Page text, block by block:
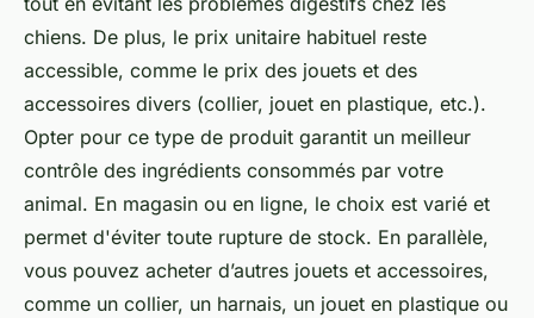
chiens. De plus, le prix unitaire habituel reste
accessible, comme le prix des jouets et des
accessoires divers (collier, jouet en plastique, etc.).
Opter pour ce type de produit garantit un meilleur
contrôle des ingrédients consommés par votre
animal. En magasin ou en ligne, le choix est varié et
permet d'éviter toute rupture de stock. En parallèle,
vous pouvez acheter d’autres jouets et accessoires,
comme un collier, un harnais, un jouet en plastique ou